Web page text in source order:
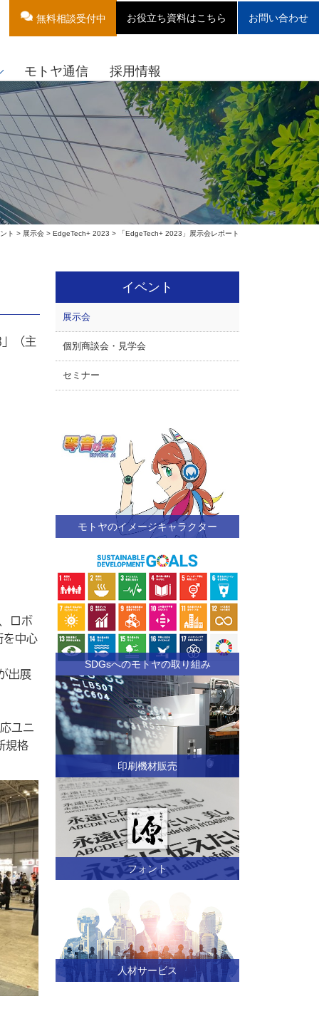
無料相談受付中 お役立ち資料はこちら お問い合わせ
モトヤ通信 採用情報
ト > 展示会 > EdgeTech+ 2023 > 「EdgeTech+ 2023」展示会レポート
（主
ロボ
を中心
出展
ユニ
規格
イベント
展示会
個別商談会・見学会
セミナー
モトヤのイメージキャラクター
SDGsへのモトヤの取り組み
印刷機材販売
フォント
人材サービス